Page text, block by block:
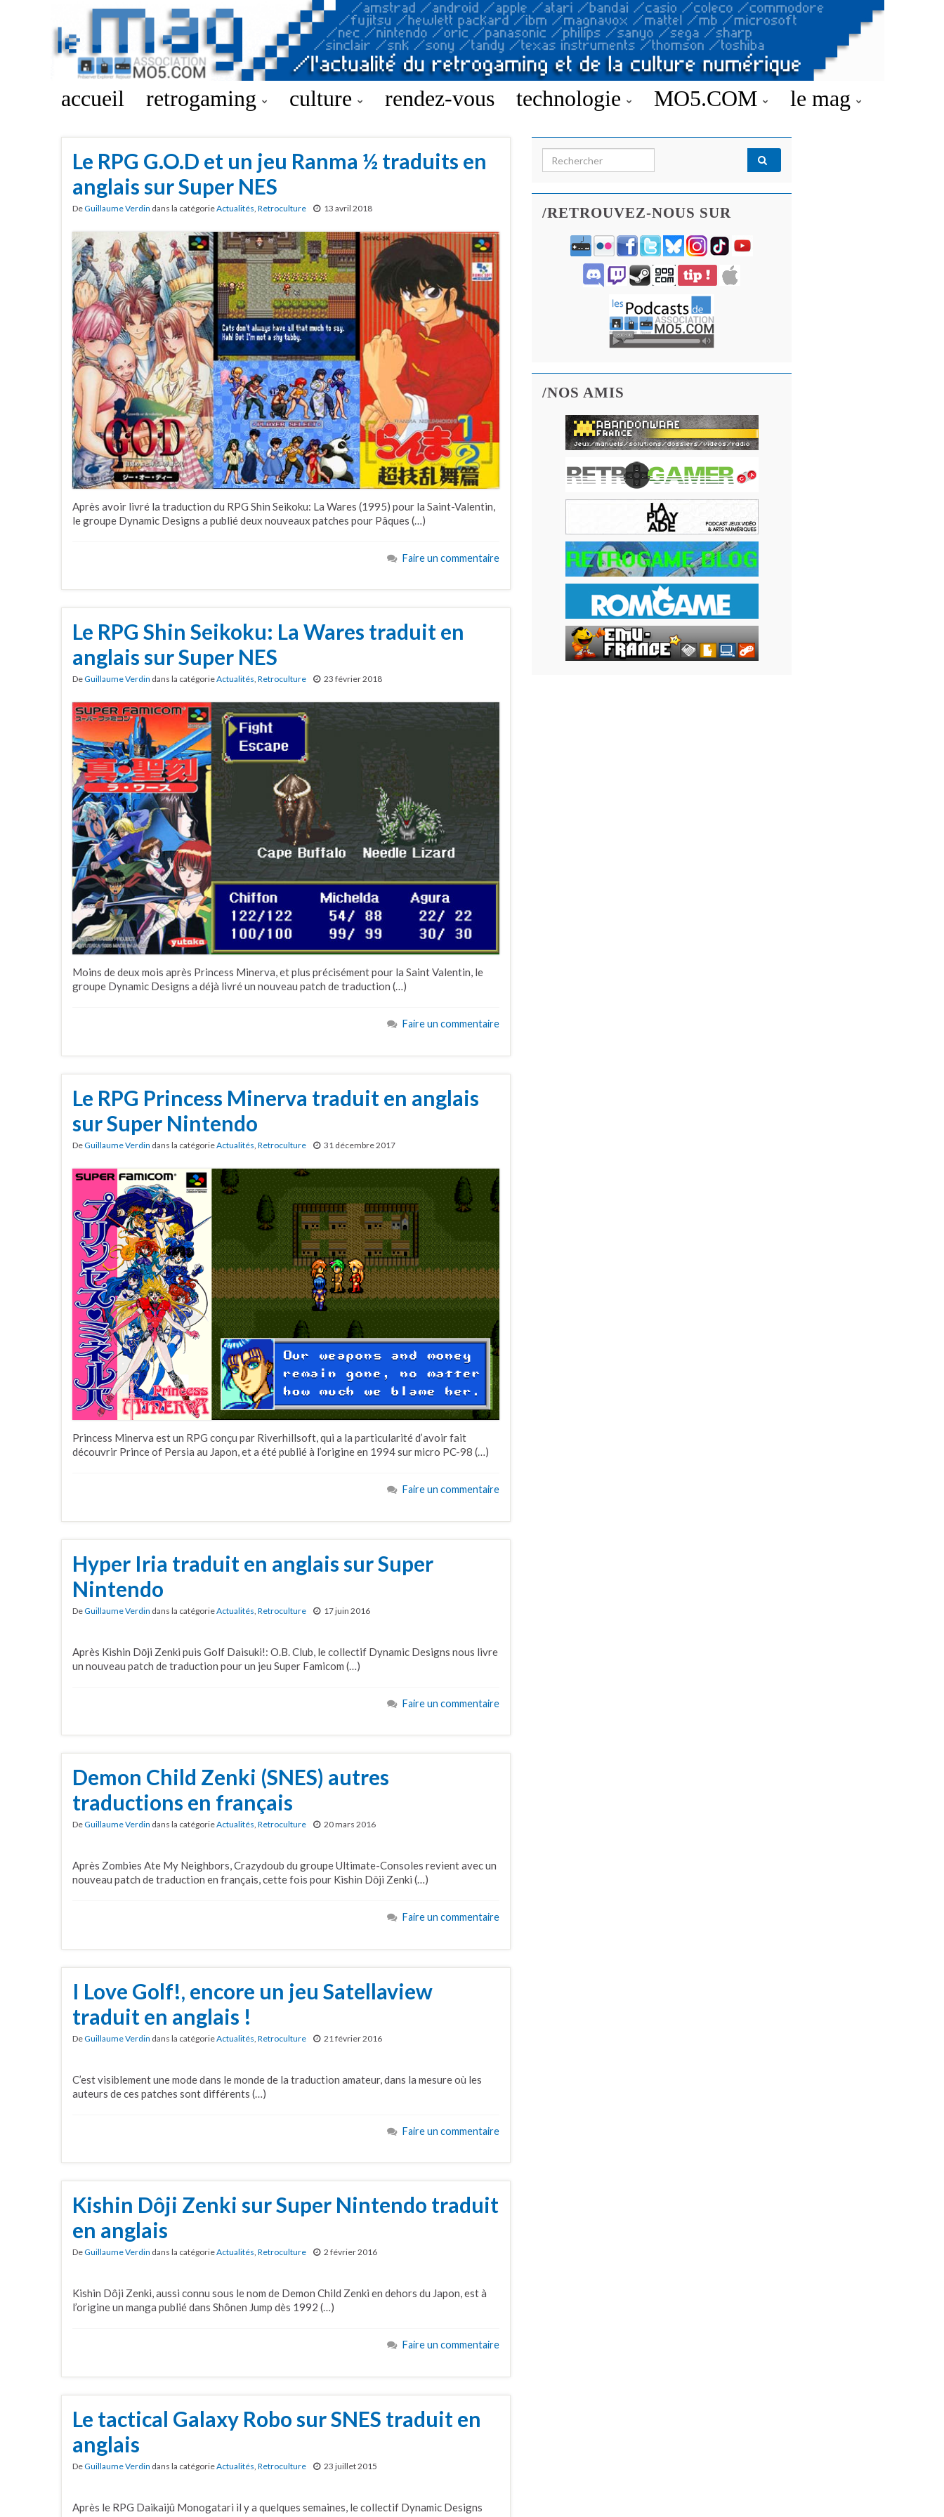
accueil retrogaming culture rendez-vous technologie MO5.COM le mag
Le RPG G.O.D et un jeu Ranma ½ traduits en
anglais sur Super NES
DeGuillaume Verdin dans la catégorieActualités, Retroculture 13 avril 2018
Après avoir livré la traduction du RPG Shin Seikoku: La Wares (1995) pour la Saint-Valentin,
le groupe Dynamic Designs a publié deux nouveaux patches pour Pâques (…)
Faire un commentaire
Le RPG Shin Seikoku: La Wares traduit en
anglais sur Super NES
DeGuillaume Verdin dans la catégorieActualités, Retroculture 23 février 2018
Moins de deux mois après Princess Minerva, et plus précisément pour la Saint Valentin, le
groupe Dynamic Designs a déjà livré un nouveau patch de traduction (…)
Faire un commentaire
Le RPG Princess Minerva traduit en anglais
sur Super Nintendo
DeGuillaume Verdin dans la catégorieActualités Retroculture 31 décembre 2017
Princess Minerva est un RPG conçu par Riverhillsoft, qui a la particularité d’avoir fait
découvrir Prince of Persia au Japon, et a été publié à l’origine en 1994 sur micro PC-98 (…)
Faire un commentaire
Hyper Iria traduit en anglais sur Super
Nintendo
DeGuillaume Verdin dans la catégorieActualités Retroculture 17 juin 2016
Après Kishin Dōji Zenki puis Golf Daisuki!: O.B. Club, le collectif Dynamic Designs nous livre
un nouveau patch de traduction pour un jeu Super Famicom (…)
Faire un commentaire
Demon Child Zenki (SNES) autres
traductions en français
DeGuillaume Verdin dans la catégorieActualités, Retroculture 20 mars 2016
Après Zombies Ate My Neighbors, Crazydoub du groupe Ultimate-Consoles revient avec un
nouveau patch de traduction en français, cette fois pour Kishin Dōji Zenki (…)
Faire un commentaire
I Love Golf!, encore un jeu Satellaview
traduit en anglais !
DeGuillaume Verdin dans la catégorieActualités Retroculture 21 février 2016
C’est visiblement une mode dans le monde de la traduction amateur, dans la mesure où les
auteurs de ces patches sont différents (…)
Faire un commentaire
Kishin Dôji Zenki sur Super Nintendo traduit
en anglais
DeGuillaume Verdin dans la catégorieActualités, Retroculture 2 février 2016
Kishin Dôji Zenki, aussi connu sous le nom de Demon Child Zenki en dehors du Japon, est à
l’origine un manga publié dans Shônen Jump dès 1992 (…)
Faire un commentaire
Le tactical Galaxy Robo sur SNES traduit en
anglais
DeGuillaume Verdin dans la catégorieActualités, Retroculture 23 juillet 2015
Après le RPG Daikaijû Monogatari il y a quelques semaines, le collectif Dynamic Designs
Search for:
/RETROUVEZ-NOUS SUR
/NOS AMIS